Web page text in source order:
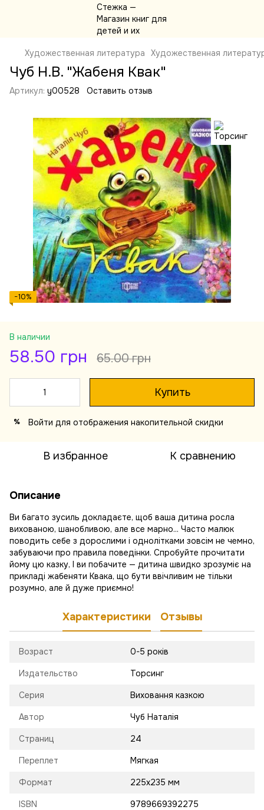
Художественная литература Художественная
Чуб Н.В. "Жабеня Квак"
Артикул: y00528 Оставить отзыв
−10%
В наличии
58.50 грн 65.00 грн
Купить
% Войти для отображения накопительной скидки
В избранное К сравнению
Описание
Ви багато зусиль докладаєте, щоб ваша дитина росла
вихованою, шанобливою, але все марно... Часто малюк
поводить себе з дорослими і однолітками зовсім не чемно,
забуваючи про правила поведінки. Спробуйте прочитати
йому цю казку, І ви побачите — дитина швидко зрозуміє на
прикладі жабеняти Квака, що бути ввічливим не тільки
розумно, але й дуже приємно!
Характеристики Отзывы
Возраст 0-5 років
Издательство Торсинг
Серия Виховання казкою
Автор Чуб Наталія
Страниц 24
Переплет Мягкая
Формат 225х235 мм
ISBN 9789669392275